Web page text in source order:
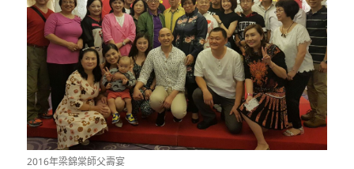
2016年梁錦棠師父壽宴